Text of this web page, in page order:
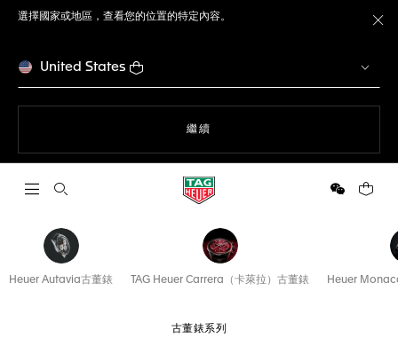
選擇國家或地區，查看您的位置的特定內容。
United States
繼續
開啟搜尋 微信 您的
Heuer Autavia古董錶 TAG Heuer Carrera（卡萊拉）古董錶 Heuer
古董錶系列